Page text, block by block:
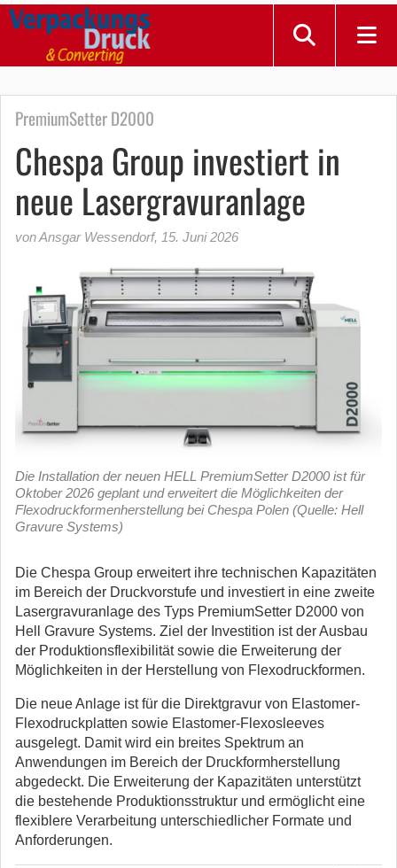
PremiumSetter D2000
Chespa Group investiert in
neue Lasergravuranlage
von Ansgar Wessendorf, 15. Juni 2026
Die Installation der neuen HELL PremiumSetter D2000 ist für
Oktober 2026 geplant und erweitert die Möglichkeiten der
Flexodruckformenherstellung bei Chespa Polen (Quelle: Hell
Gravure Systems)
Die Chespa Group erweitert ihre technischen Kapazitäten
im Bereich der Druckvorstufe und investiert in eine zweite
Lasergravuranlage des Typs PremiumSetter D2000 von
Hell Gravure Systems. Ziel der Investition ist der Ausbau
der Produktionsflexibilität sowie die Erweiterung der
Möglichkeiten in der Herstellung von Flexodruckformen.
Die neue Anlage ist für die Direktgravur von Elastomer-
Flexodruckplatten sowie Elastomer-Flexosleeves
ausgelegt. Damit wird ein breites Spektrum an
Anwendungen im Bereich der Druckformherstellung
abgedeckt. Die Erweiterung der Kapazitäten unterstützt
die bestehende Produktionsstruktur und ermöglicht eine
flexiblere Verarbeitung unterschiedlicher Formate und
Anforderungen.